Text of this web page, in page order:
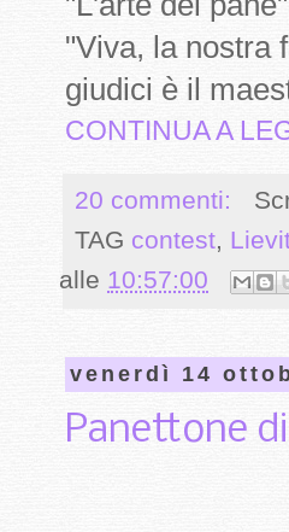
"Viva, la nostra
giudici è il
CONTINUA A
20 commenti:
TAG contest,
alle 10:57:00
venerdì 14
Panettone